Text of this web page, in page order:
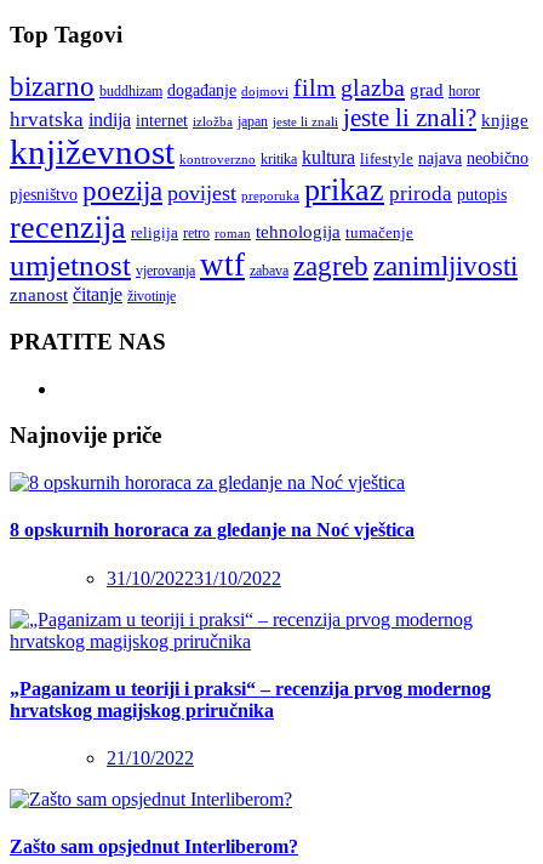
Top Tagovi
bizarno buddhizam događanje dojmovi film glazba grad horor
hrvatska indija internet izložba japan jeste li znali jeste li znali? knjige
književnost kontroverzno kritika kultura lifestyle najava neobično
pjesništvo poezija povijest preporuka prikaz priroda putopis
recenzija religija retro roman tehnologija tumačenje
umjetnost vjerovanja wtf zabava zagreb zanimljivosti
znanost čitanje životinje
PRATITE NAS
Najnovije priče
8 opskurnih hororaca za gledanje na Noć vještica
31/10/202231/10/2022
„Paganizam u teoriji i praksi“ – recenzija prvog modernog
hrvatskog magijskog priručnika
21/10/2022
Zašto sam opsjednut Interliberom?